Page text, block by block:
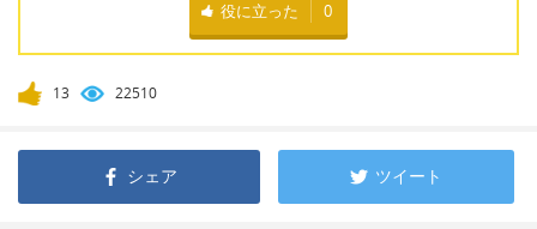
役に立った 0
13 22510
シェア ツイート